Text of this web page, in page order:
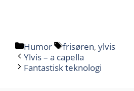
Kategorier
Humor Stikkord
frisøren, ylvis
Ylvis – a capella
Fantastisk teknologi